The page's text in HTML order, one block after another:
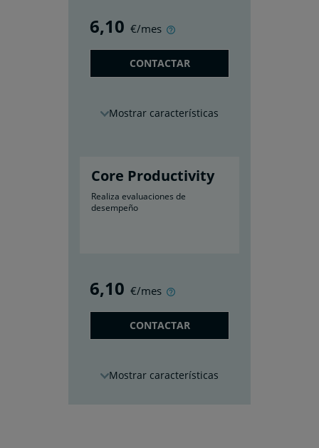
6,10 €/mes
CONTACTAR
características
Core Productivity
Realiza evaluaciones de
desempeño
6,10 €/mes
CONTACTAR
características